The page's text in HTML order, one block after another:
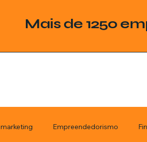
Mais de 1250
Empreendedorismo